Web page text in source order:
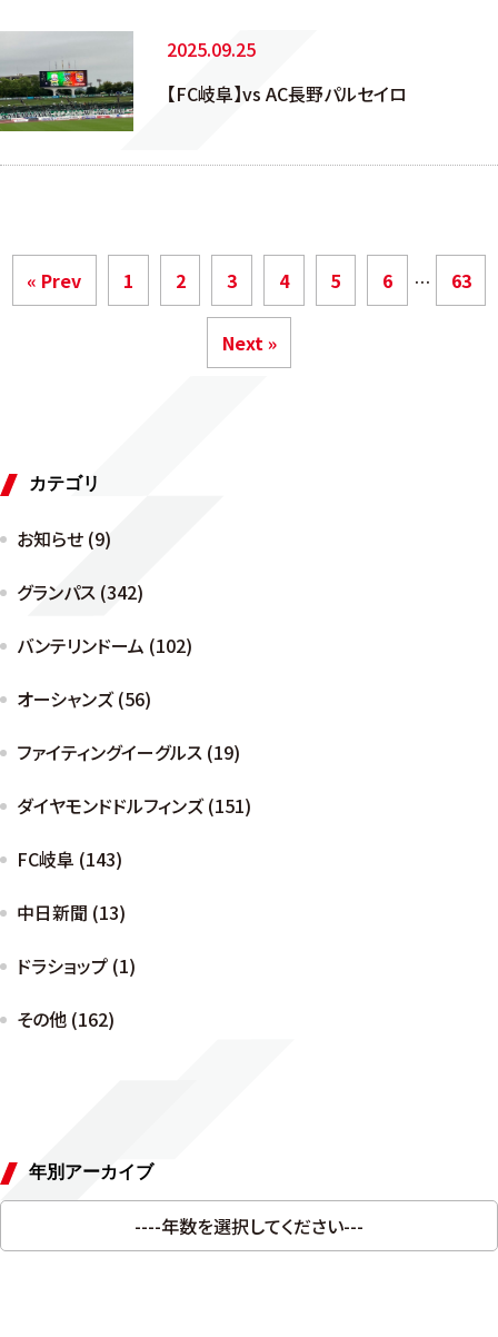
2025.09.25
【FC岐阜】vs AC長野パルセイロ
« Prev 1 2 3 4 5 6 … 63
Next »
カテゴリ
お知らせ (9)
グランパス (342)
バンテリンドーム (102)
オーシャンズ (56)
ファイティングイーグルス (19)
ダイヤモンドドルフィンズ (151)
FC岐阜 (143)
中日新聞 (13)
ドラショップ (1)
その他 (162)
年別アーカイブ